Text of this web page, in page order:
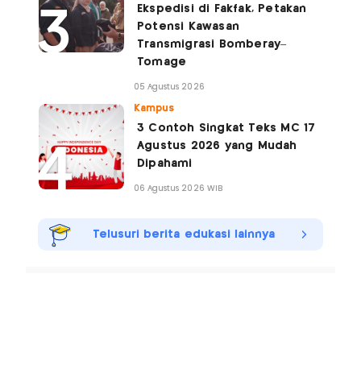
Ekspedisi di Fakfak, Petakan
Potensi Kawasan
Transmigrasi Bomberay–
Tomage
05 Agustus 2026
Kampus
3 Contoh Singkat Teks MC 17
Agustus 2026 yang Mudah
Dipahami
06 Agustus 2026 WIB
Telusuri berita edukasi lainnya